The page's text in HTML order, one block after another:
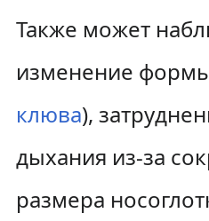
Также может
изменение
клюва),
дыхания из-за
размера